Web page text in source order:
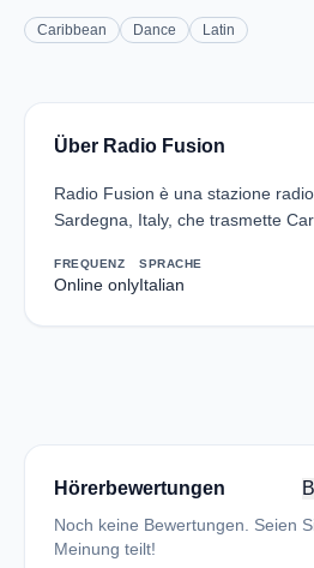
Caribbean Dance Latin
Über Radio Fusion
Radio Fusion è una stazione
Sardegna, Italy, che trasmette
FREQUENZ
Online only
SPRACHE
Italian
Hörerbewertungen
Noch keine Bewertungen. Seien
Meinung teilt!